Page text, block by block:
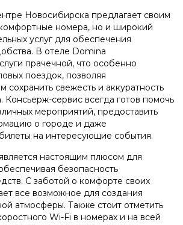
Новосибирска предлагает своим
номера, но и широкий
услуг для обеспечения
В отеле Domina
прачечной, что особенно
поездок, позволяя
сохранить свежесть и аккуратность
Консьерж-сервис всегда готов помочь
мероприятий, предоставить
о городе и даже
на интересующие события.
настоящим плюсом для
безопасность
С заботой о комфорте своих
все возможное для создания
атмосферы. Также стоит отметить
Wi-Fi в номерах и на всей